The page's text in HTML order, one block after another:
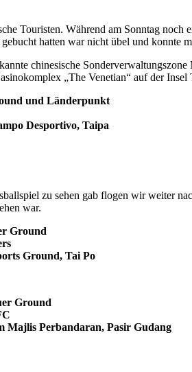
Touristen. Während am Sonntag
hatten war nicht übel und konnte
chinesische
„The Venetian“ auf der Insel
und Länderpunkt
Desportivo, Taipa
zu sehen gab flogen wir weiter
war.
Ground
Ground, Tai Po
Ground
Majlis Perbandaran, Pasir Gudang